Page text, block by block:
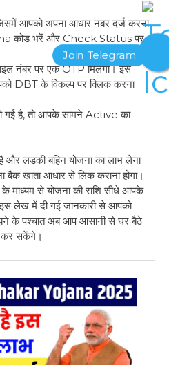
आपको अपना आधार नंबर दर्ज करना
कोड भरें और Check Status पर
नंबर पर एक OTP मिलेगा। इस
DBT के विकल्प पर क्लिक करना
गई है, तो आपके सामने Active का
हैं और लडकी बहिन योजना का लाभ लेना
बैंक खाता आधार से लिंक कराना होगा।
माध्यम से योजना की राशि सीधे आपके
लेख में दी गई जानकारी से आपको
के पश्चात अब आप आसानी से घर बैठे
कर सकेंगे।